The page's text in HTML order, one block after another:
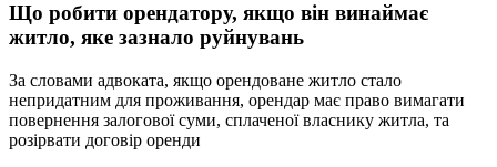
Що робити орендатору, якщо він винаймає
житло, яке зазнало руйнувань
За словами адвоката, якщо орендоване житло стало
непридатним для проживання, орендар має право вимагати
повернення залогової суми, сплаченої власнику житла, та
розірвати договір оренди